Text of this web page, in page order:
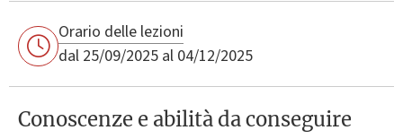
Orario delle lezioni
dal 25/09/2025 al 04/12/2025
Conoscenze e abilità da conseguire